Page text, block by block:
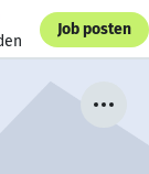
Job posten